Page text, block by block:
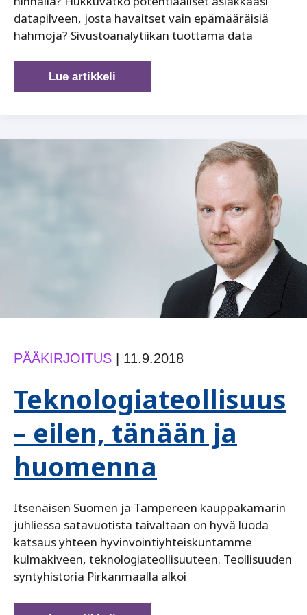
datapilveen, josta havaitset vain epämääräisiä
hahmoja? Sivustoanalytiikan tuottama data
Data
on
Lue artikkeli
PÄÄKIRJOITUS 11.9.2018
Teknologiateollisuus
– eilen, tänään ja
huomenna
Itsenäisen Suomen ja Tampereen kauppakamarin
juhliessa satavuotista taivaltaan on hyvä luoda
katsaus yhteen hyvinvointiyhteiskuntamme
kulmakiveen, teknologiateollisuuteen. Teollisuuden
syntyhistoria Pirkanmaalla alkoi